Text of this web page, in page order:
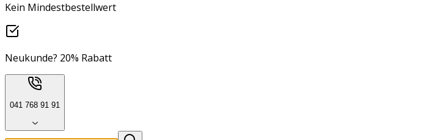
Kein Mindestbestellwert
Neukunde? 20% Rabatt
041 768 91 91